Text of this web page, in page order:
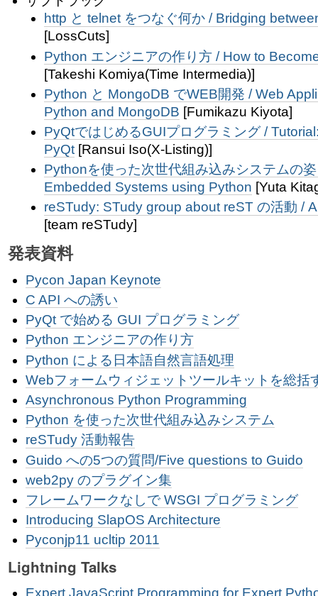
http と telnet をつなぐ何か / Bridging
[LossCuts]
Python エンジニアの作り方 / How to
[Takeshi Komiya(Time Intermedia)]
Python と MongoDB でWEB開発 / Web
Python and MongoDB [Fumikazu Kiyota]
PyQtではじめるGUIプログラミング /
PyQt[Ransui Iso(X-Listing)]
Pythonを使った次世代組み込みシステムの
Embedded Systems using Python [Yuta
reSTudy: STudy group about reST の活動 /
[team reSTudy]
発表資料
Pycon Japan Keynote
C API への誘い
PyQt で始める GUI プログラミング
Python エンジニアの作り方
Python による日本語自然言語処理
Webフォームウィジェットツールキットを総括
Asynchronous Python Programming
Python を使った次世代組み込みシステム
reSTudy 活動報告
Guido への5つの質問/Five questions to Guido
web2py のプラグイン集
フレームワークなしで WSGI プログラミング
Introducing SlapOS Architecture
Pyconjp11 ucltip 2011
Lightning Talks